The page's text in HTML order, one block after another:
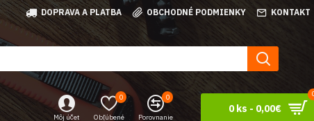
DOPRAVA A PLATBA OBCHODNÉ PODMIENKY KONTAKT
Môj účet Obľúbené
0
Porovnanie
0
0 ks - 0,00€